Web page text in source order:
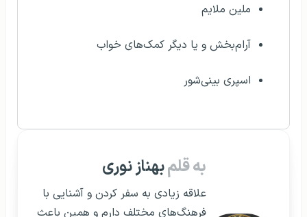
ملین ملایم
آرام‌بخش و یا دیگر کمک‌های خواب
اسپری بینی‌شور
به قلمبهناز نوری
علاقه زیادی به سفر کردن و آشنایی با
فرهنگ‌های مختلف دارم و همین باعث